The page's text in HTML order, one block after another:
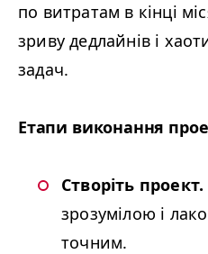
по витратам в кінці
зриву дедлайнів і
задач.
Етапи виконання
Створіть проект.
зрозумілою і
точним.